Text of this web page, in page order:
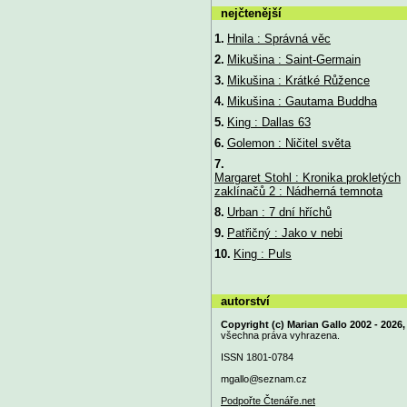
nejčtenější
1. Hnila : Správná věc
2. Mikušina : Saint-Germain
3. Mikušina : Krátké Růžence
4. Mikušina : Gautama Buddha
5. King : Dallas 63
6. Golemon : Ničitel světa
7.
Margaret Stohl : Kronika prokletých
zaklínačů 2 : Nádherná temnota
8. Urban : 7 dní hříchů
9. Patřičný : Jako v nebi
10. King : Puls
autorství
Copyright (c) Marian Gallo 2002 - 2026,
všechna práva vyhrazena.
ISSN 1801-0784
mgallo@seznam.cz
Podpořte Čtenáře.net